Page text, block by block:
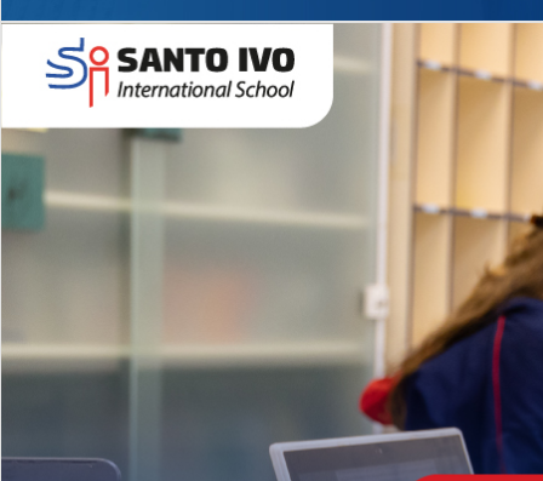
Novidades 2026 High School
EDUCAÇÃO INFANTIL
Inglês todos os dias
MÉDIO
igh School
Dupla Diplomação